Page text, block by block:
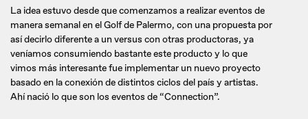
La idea estuvo desde que comenzamos a realizar eventos de
manera semanal en el Golf de Palermo, con una propuesta por
así decirlo diferente a un versus con otras productoras, ya
veníamos consumiendo bastante este producto y lo que
vimos más interesante fue implementar un nuevo proyecto
basado en la conexión de distintos ciclos del país y artistas.
Ahí nació lo que son los eventos de “Connection”.